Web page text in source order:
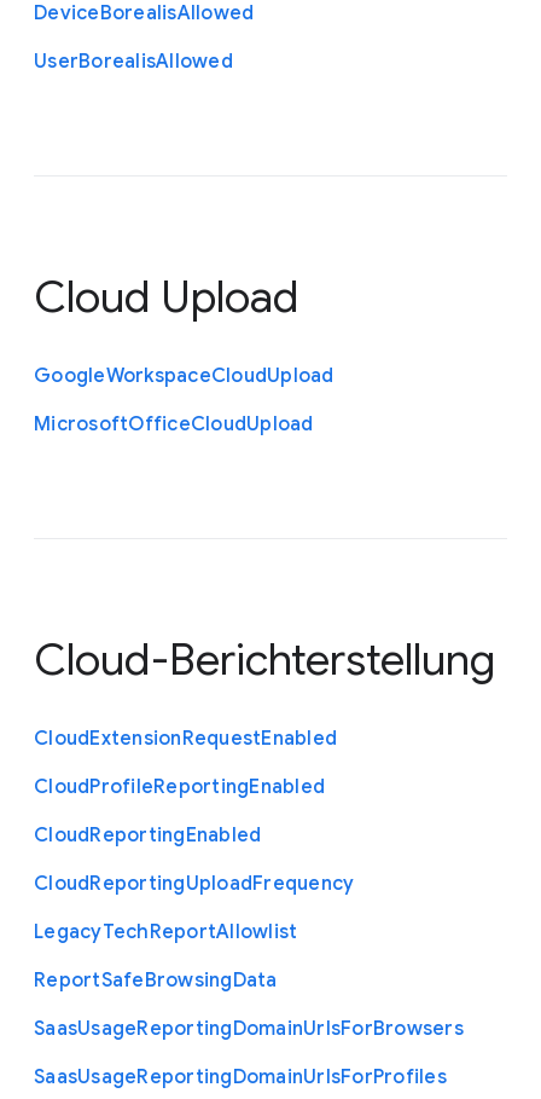
DeviceBorealisAllowed
UserBorealisAllowed
Cloud Upload
GoogleWorkspaceCloudUpload
MicrosoftOfficeCloudUpload
Cloud-Berichterstellung
CloudExtensionRequestEnabled
CloudProfileReportingEnabled
CloudReportingEnabled
CloudReportingUploadFrequency
LegacyTechReportAllowlist
ReportSafeBrowsingData
SaasUsageReportingDomainUrlsForBrowsers
SaasUsageReportingDomainUrlsForProfiles